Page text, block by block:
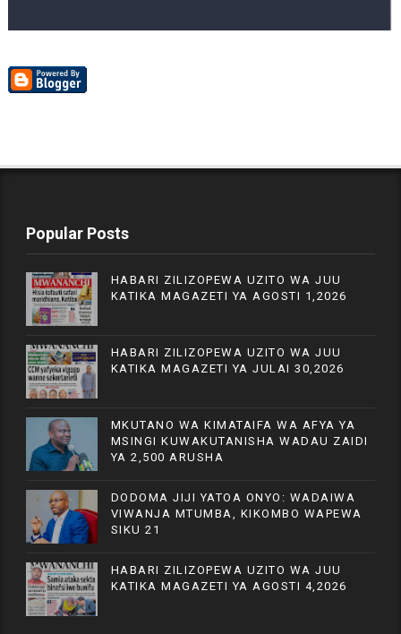
Popular Posts
HABARI ZILIZOPEWA UZITO WA JUU
KATIKA MAGAZETI YA AGOSTI 1,2026
HABARI ZILIZOPEWA UZITO WA JUU
KATIKA MAGAZETI YA JULAI 30,2026
MKUTANO WA KIMATAIFA WA AFYA YA
MSINGI KUWAKUTANISHA WADAU ZAIDI
YA 2,500 ARUSHA
DODOMA JIJI YATOA ONYO: WADAIWA
VIWANJA MTUMBA, KIKOMBO WAPEWA
SIKU 21
HABARI ZILIZOPEWA UZITO WA JUU
KATIKA MAGAZETI YA AGOSTI 4,2026